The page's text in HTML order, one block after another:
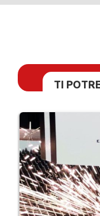
TI